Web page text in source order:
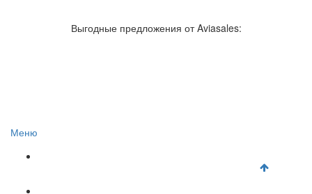
Отзывы об авиакомпаниях
Отзывы об аэропортах
Выгодные предложения от Aviasales:
Меню